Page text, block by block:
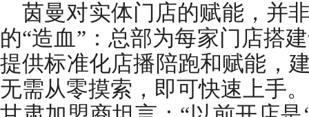
茵曼对实体门店的赋能，并
的“造血”：总部为每家门店搭
提供标准化店播陪跑和赋能，
无需从零摸索，即可快速上手